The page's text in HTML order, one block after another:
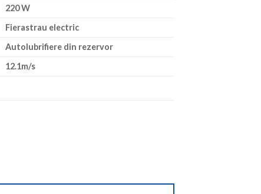
220 W
Fierastrau electric
Autolubrifiere din rezervor
12.1m/s